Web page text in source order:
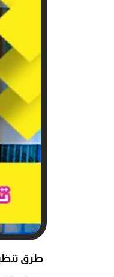
طرق